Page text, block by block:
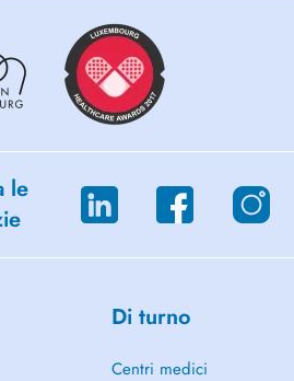
le
Di turno
Centri medici